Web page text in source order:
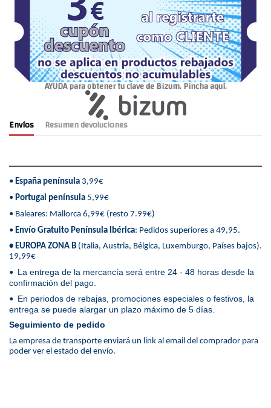
AYUDA para obtener tu clave de Bizum. Pincha aquí.
Envíos Resumen devoluciones
• España península 3,99€
• Portugal península 5,99€
• Baleares: Mallorca 6,99€ (resto 7.99€)
• Envío Gratuito Península Ibérica: Pedidos superiores a 49,95.
• EUROPA ZONA B (Italia, Austria, Bélgica, Luxemburgo, Países bajos).
19,99€
• La entrega de la mercancía será entre 24 - 48 horas desde la
confirmación del pago.
• En periodos de rebajas, promociones especiales o festivos, la
entrega se puede alargar un plazo máximo de 5 días.
Seguimiento de pedido
La empresa de transporte enviará un link al email del comprador para
poder ver el estado del envío.